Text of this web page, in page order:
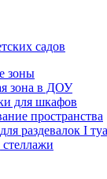
садов
зоны
зона в ДОУ
для шкафов
пространства
раздевалок I